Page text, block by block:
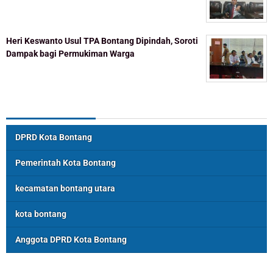
Heri Keswanto Usul TPA Bontang Dipindah, Soroti
Dampak bagi Permukiman Warga
DPRD Kota Bontang
Pemerintah Kota Bontang
kecamatan bontang utara
kota bontang
Anggota DPRD Kota Bontang